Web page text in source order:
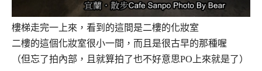
樓梯走完一上來，看到的這間是二樓的化妝室
二樓的這個化妝室很小一間，而且是很古早的那種喔
（但忘了拍內部，且就算拍了也不好意思PO上來就是了）